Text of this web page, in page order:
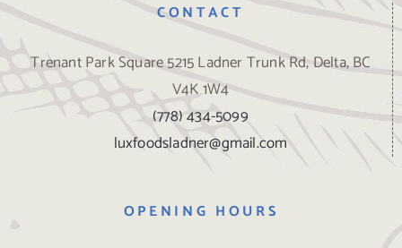
CONTACT
Trenant Park Square 5215 Ladner Trunk Rd, Delta, BC
V4K 1W4
(778) 434-5099
luxfoodsladner@gmail.com
OPENING HOURS